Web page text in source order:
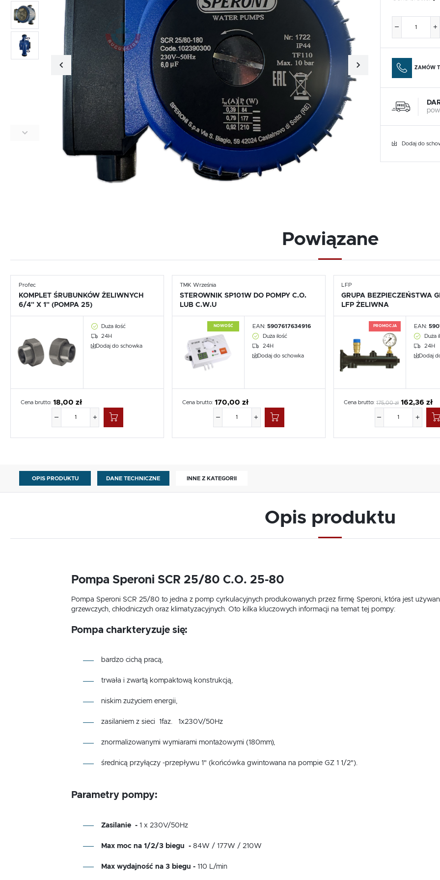
ZAMÓW
Dodaj do
Powiązane
Profec
KOMPLET ŚRUBUNKÓW ŻELIWNYCH
6/4" X 1" (POMPA 25)
Duża ilość
24H
Dodaj do schowka
Cena brutto:18,00 zł
TMK Września
STEROWNIK SP101W DO POMPY C.O.
LUB C.W.U
NOWOŚĆ EAN: 5907617634916
Duża ilość
24H
Dodaj do schowka
Cena brutto:170,00 zł
LFP
GRUPA BEZPIECZEŃSTWA
LFP ŻELIWNA
PROMOCJA EAN:
Duża
24H
Dodaj
Cena brutto: 175,00 zł 162,36 zł
OPIS PRODUKTU DANE TECHNICZNE INNE Z KATEGORII
Opis produktu
Pompa Speroni SCR 25/80 C.O. 25-80
Pompa Speroni SCR 25/80 to jedna z pomp cyrkulacyjnych produkowanych przez firmę Speroni, która jest
grzewczych, chłodniczych oraz klimatyzacyjnych. Oto kilka kluczowych informacji na temat tej pompy:
Pompa charkteryzuje się:
bardzo cichą pracą,
trwała i zwartą kompaktową konstrukcją,
niskim zużyciem energii,
zasilaniem z sieci 1faz. 1x230V/50Hz
znormalizowanymi wymiarami montażowymi (180mm),
średnicą przyłączy -przepływu 1" (końcówka gwintowana na pompie GZ 1 1/2").
Parametry pompy:
Zasilanie - 1 x 230V/50Hz
Max moc na 1/2/3 biegu - 84W / 177W / 210W
Max wydajność na 3 biegu - 110 L/minPliki cookies odpowiadają na podejmowane przez Ciebie działania w celu m.in. dostosowania Twoich
Więcej